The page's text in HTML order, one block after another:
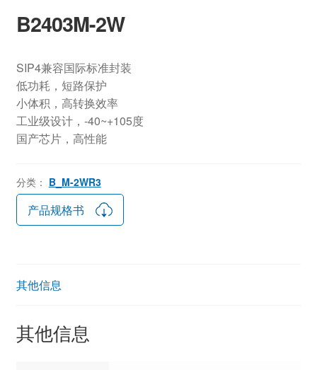
B2403M-2W
SIP4兼容国际标准封装
低功耗，短路保护
小体积，高转换效率
工业级设计，-40~+105度
国产芯片，高性能
分类： B_M-2WR3
产品规格书
其他信息
其他信息